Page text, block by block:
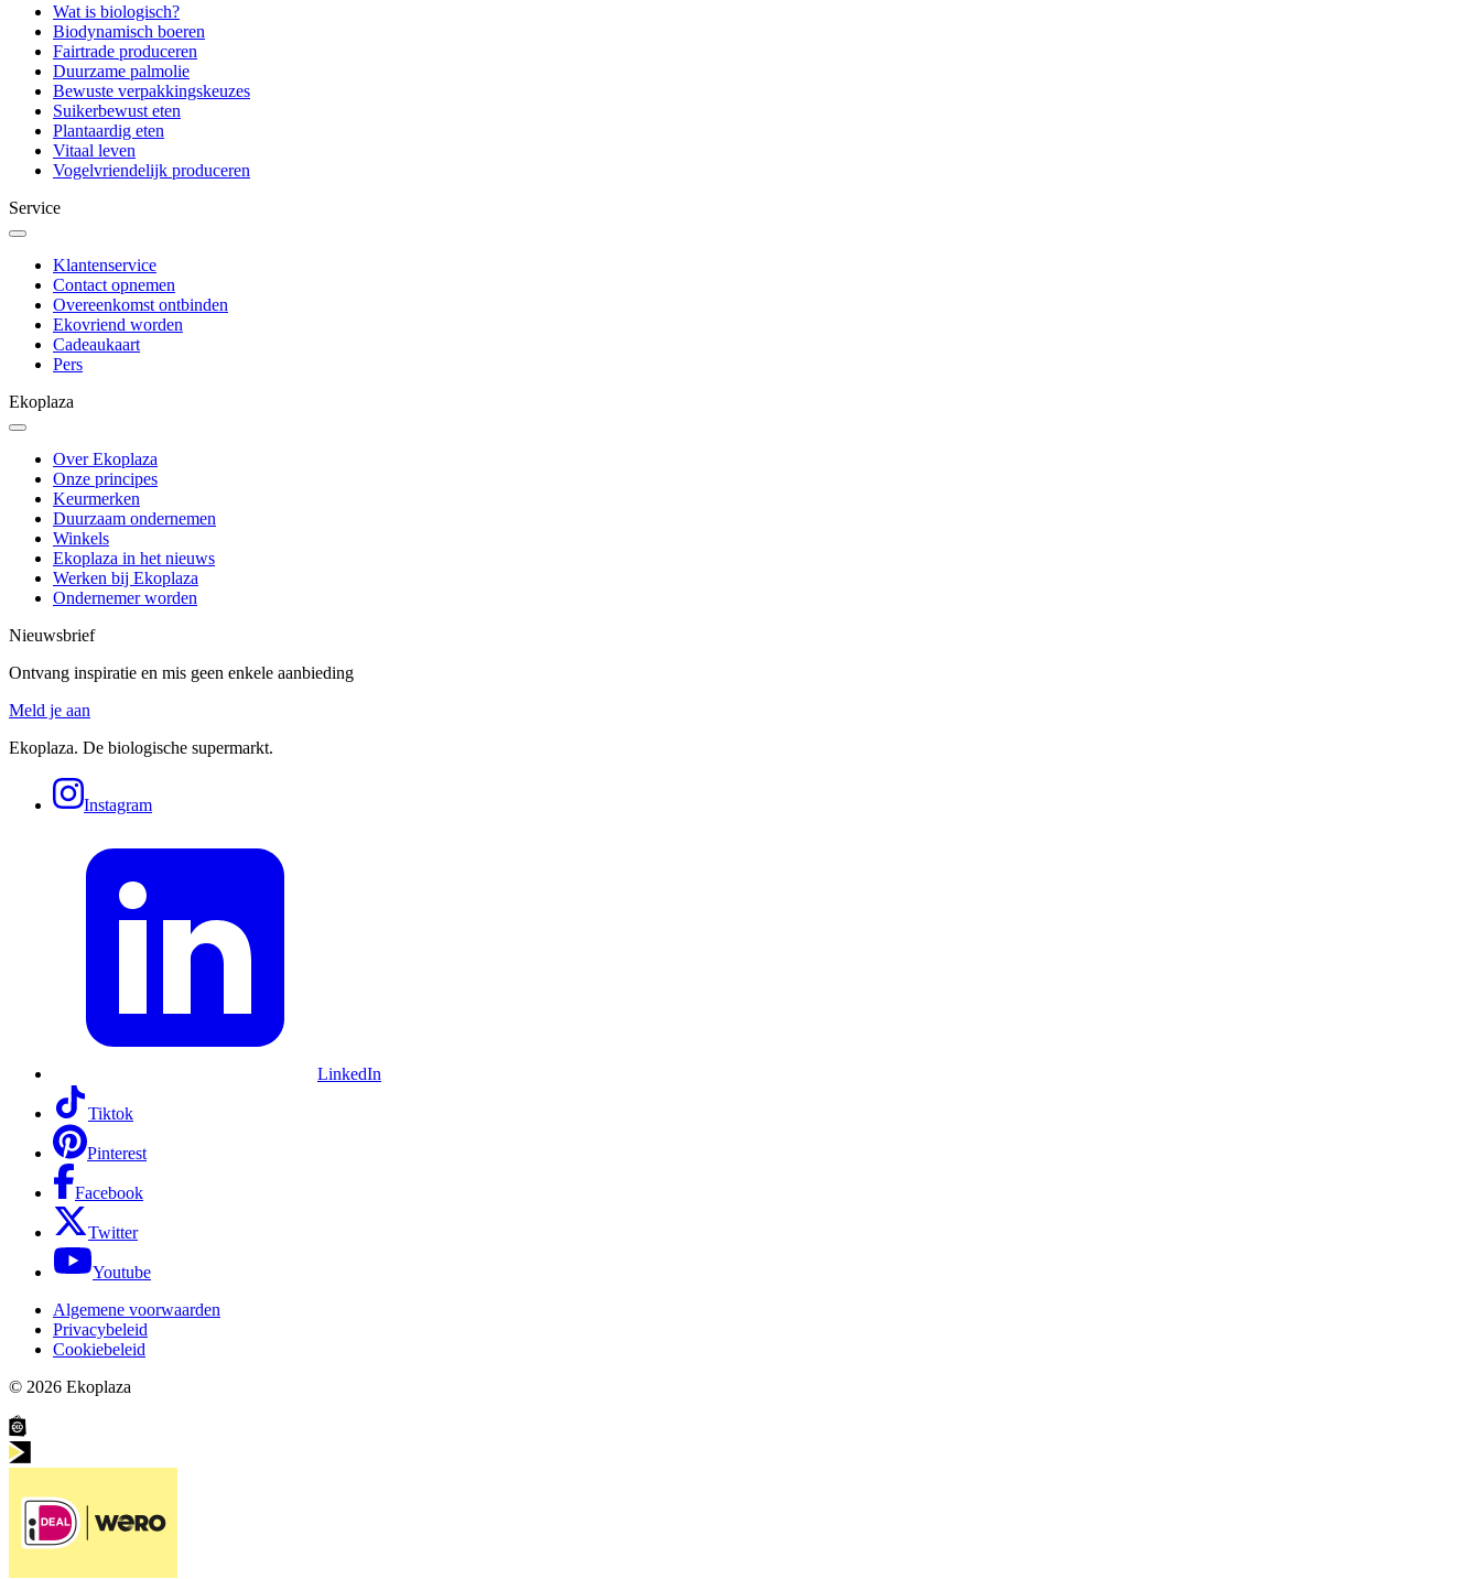
Wat is biologisch?
Biodynamisch boeren
Fairtrade produceren
Duurzame palmolie
Bewuste verpakkingskeuzes
Suikerbewust eten
Plantaardig eten
Vitaal leven
Vogelvriendelijk produceren
Service
Klantenservice
Contact opnemen
Overeenkomst ontbinden
Ekovriend worden
Cadeaukaart
Pers
Ekoplaza
Over Ekoplaza
Onze principes
Keurmerken
Duurzaam ondernemen
Winkels
Ekoplaza in het nieuws
Werken bij Ekoplaza
Ondernemer worden
Nieuwsbrief
Ontvang inspiratie en mis geen enkele aanbieding
Meld je aan
Ekoplaza. De biologische supermarkt.
Instagram
LinkedIn
Tiktok
Pinterest
Facebook
Twitter
Youtube
Algemene voorwaarden
Privacybeleid
Cookiebeleid
© 2026 Ekoplaza